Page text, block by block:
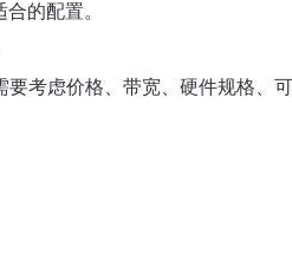
的配置。
考虑价格、带宽、硬件规格、